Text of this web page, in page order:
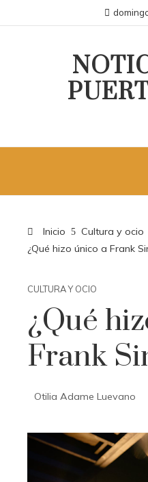
Inicio
Cultura y ocio
¿Qué hizo único a Frank
CULTURA Y OCIO
¿Qué
Frank
Otilia Adame Luevano